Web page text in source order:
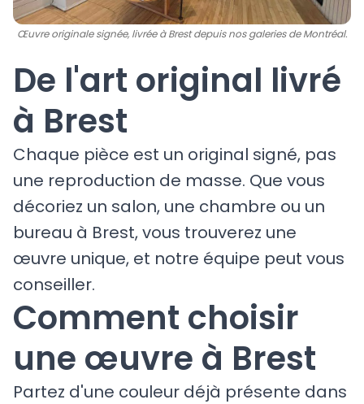
Œuvre originale signée, livrée à Brest depuis nos galeries de Montréal.
De l'art original livré
à Brest
Chaque pièce est un original signé, pas
une reproduction de masse. Que vous
décoriez un salon, une chambre ou un
bureau à Brest, vous trouverez une
œuvre unique, et notre équipe peut vous
conseiller.
Comment choisir
une œuvre à Brest
Partez d'une couleur déjà présente dans